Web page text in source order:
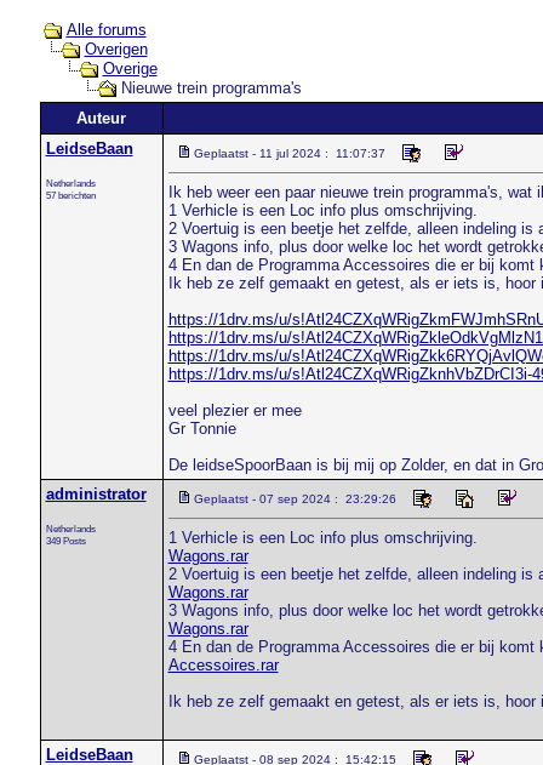
Alle forums
Overigen
Overige
Nieuwe trein programma's
Auteur
LeidseBaan
Netherlands
57 berichten
Geplaatst - 11 jul 2024 : 11:07:37
Ik heb weer een paar nieuwe trein programma's, wat
1 Verhicle is een Loc info plus omschrijving.
2 Voertuig is een beetje het zelfde, alleen indeling is
3 Wagons info, plus door welke loc het wordt
4 En dan de Programma Accessoires die er bij
Ik heb ze zelf gemaakt en getest, als er iets is, hoor
https://1drv.ms/u/
https://1drv.ms/u/
https://1drv.ms/u/
https://1drv.ms/u/s!Atl24CZXqWRigZknhVbZDrCI3i-
veel plezier er mee
Gr Tonnie
De leidseSpoorBaan is bij mij op Zolder, en dat in
administrator
Netherlands
349 Posts
Geplaatst - 07 sep 2024 : 23:29:26
1 Verhicle is een Loc info plus omschrijving.
Wagons.rar
2 Voertuig is een beetje het zelfde, alleen indeling is
Wagons.rar
3 Wagons info, plus door welke loc het wordt
Wagons.rar
4 En dan de Programma Accessoires die er bij
Accessoires.rar
Ik heb ze zelf gemaakt en getest, als er iets is, hoor
LeidseBaan Geplaatst - 08 sep 2024 : 15:42:15